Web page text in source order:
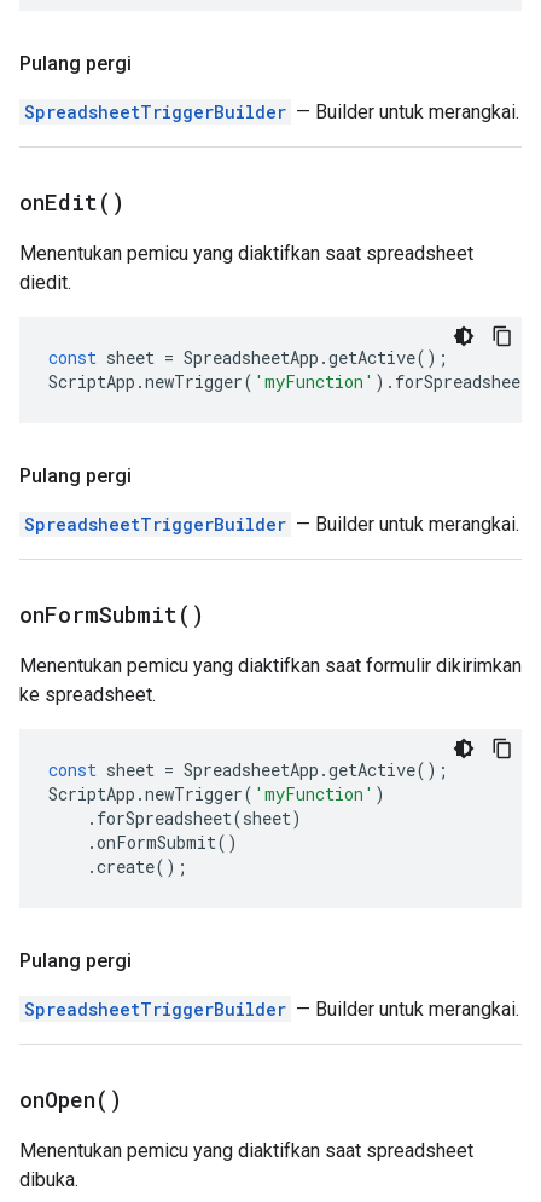
Pulang pergi
SpreadsheetTriggerBuilder — Builder untuk merangkai.
onEdit( )
Menentukan pemicu yang diaktifkan saat spreadsheet
diedit.
const sheet = SpreadsheetApp .getActive();
ScriptApp .newTrigger( 'myFunction' ). forSpreadsheet
Pulang pergi
SpreadsheetTriggerBuilder — Builder untuk merangkai.
onFormSubmit( )
Menentukan pemicu yang diaktifkan saat formulir dikirimkan
ke spreadsheet.
const sheet = SpreadsheetApp .getActive();
ScriptApp .newTrigger( 'myFunction' )
. forSpreadsheet(sheet)
.onFormSubmit()
.create();
Pulang pergi
SpreadsheetTriggerBuilder — Builder untuk merangkai.
onOpen( )
Menentukan pemicu yang diaktifkan saat spreadsheet
dibuka.